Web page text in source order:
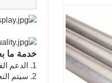
خدمة ما
1. الدعم الفني عن طريق الهاتف Whatsapp أو البريد الإلكتروني على مدار الساعة
2. سيتم التعامل مع المشاكل في أقرب وقت ممكن وفقا للوضع